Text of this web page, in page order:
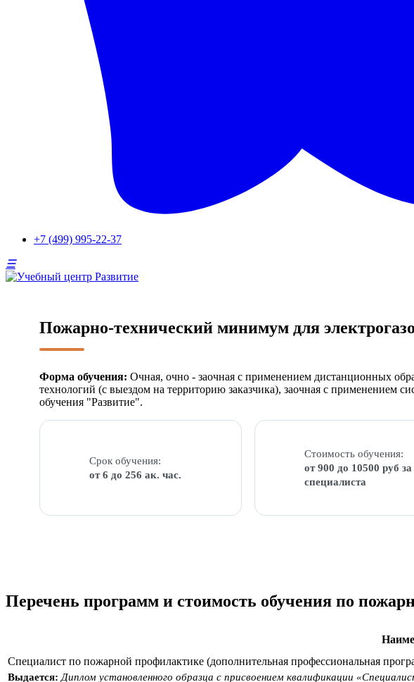
+7 (499) 995-22-37
Пожарно-технический минимум для
Форма обучения: Очная, очно - заочная с применением дистанционных
технологий (с выездом на территорию заказчика), заочная с применением
обучения "Развитие".
Срок обучения:
от 6 до 256 ак. час.
Стоимость обучения:
от 900 до 10500 руб за
специалиста
Перечень программ и стоимость обучения по
Специалист по пожарной профилактике (дополнительная профессиональная
Выдается: Диплом установленного образца с присвоением квалификации